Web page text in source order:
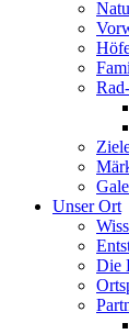
Unser Ort
Die